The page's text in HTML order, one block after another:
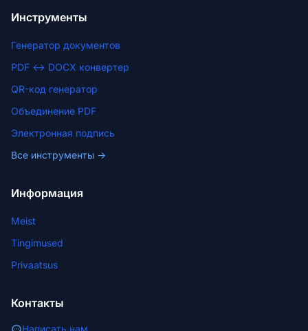
Инструменты
Генератор документов
PDF ↔ DOCX конвертер
QR-код генератор
Объединение PDF
Электронная подпись
Все инструменты →
Информация
Meist
Tingimused
Privaatsus
Контакты
Написать нам